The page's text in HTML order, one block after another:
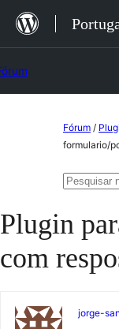
Saltar
para
Fórum /
formulario/
Pesquisar
Plugin
com
jorge-